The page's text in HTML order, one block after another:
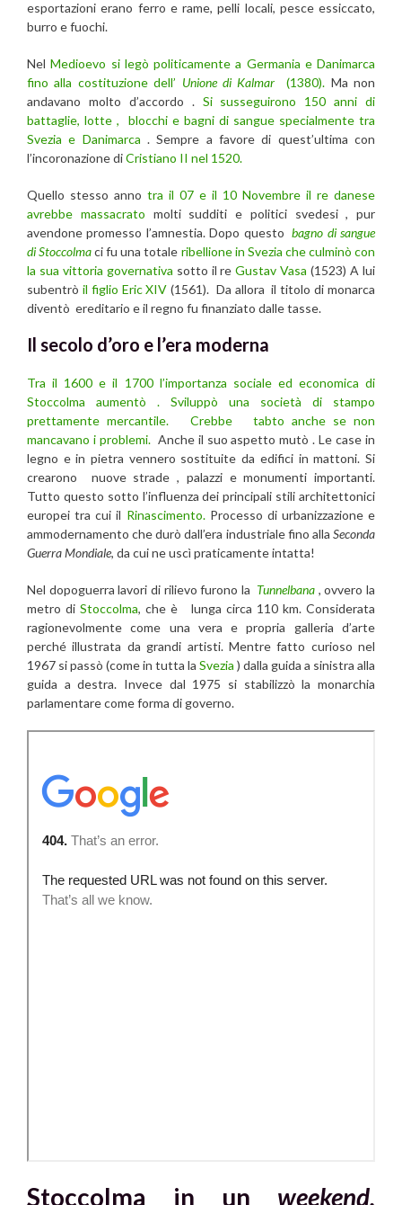
esportazioni erano ferro e rame, pelli locali, pesce essiccato,
burro e fuochi.
NelMedioevo si legò politicamente a Germania e Danimarca
fino alla costituzione dell’ Unione di Kalmar (1380). Ma non
andavano molto d’accordo . Si susseguirono 150 anni di
battaglie, lotte , blocchi e bagni di sangue specialmente tra
Svezia e Danimarca . Sempre a favore di quest’ultima con
l’incoronazione diCristiano II nel 1520.
Quello stesso anno tra il 07 e il 10 Novembre il re danese
avrebbe massacrato molti sudditi e politici svedesi , pur
avendone promesso l’amnestia. Dopo questobagno di sangue
di Stoccolmaci fu una totale ribellione in Svezia che culminò con
la sua vittoria governativa sotto il reGustav Vasa (1523) A lui
subentrò il figlio Eric XIV (1561). Da allora il titolo di monarca
diventò ereditario e il regno fu finanziato dalle tasse.
Il secolo d’oro e l’era moderna
Tra il 1600 e il 1700 l’importanza sociale ed economica di
Stoccolma aumentò . Sviluppò una società di stampo
prettamente mercantile. Crebbe tabto anche se non
mancavano i problemi. Anche il suo aspetto mutò . Le case in
legno e in pietra vennero sostituite da edifici in mattoni. Si
crearono nuove strade , palazzi e monumenti importanti.
Tutto questo sotto l’influenza dei principali stili architettonici
europei tra cui il Rinascimento.Processo di urbanizzazione e
ammodernamento che durò dall’era industriale fino alla Seconda
Guerra Mondiale, da cui ne uscì praticamente intatta!
Nel dopoguerra lavori di rilievo furono la Tunnelbana , ovvero la
metro di Stoccolma, che è lunga circa 110 km. Considerata
ragionevolmente come una vera e propria galleria d’arte
perché illustrata da grandi artisti. Mentre fatto curioso nel
1967 si passò (come in tutta la Svezia ) dalla guida a sinistra alla
guida a destra. Invece dal 1975 si stabilizzò la monarchia
parlamentare come forma di governo.
Stoccolma in un weekend.